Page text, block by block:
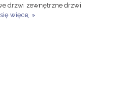
drzwi zewnętrzne drzwi
więcej »